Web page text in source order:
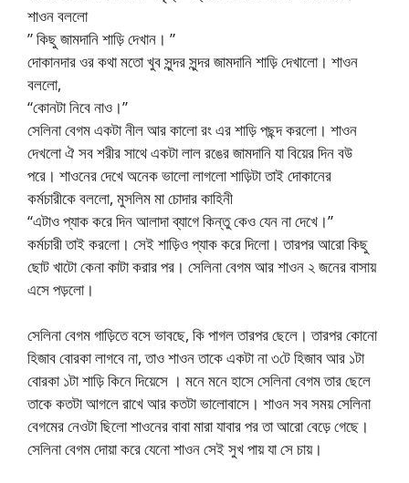
শাওন বললো
” কিছু জামদানি শাড়ি দেখান। ”
দোকানদার ওর কথা মতো খুব সুন্দর সুন্দর জামদানি শাড়ি দেখালো। শাওন
বললো,
“কোনটা নিবে নাও।”
সেলিনা বেগম একটা নীল আর কালো রং এর শাড়ি পছন্দ করলো। শাওন
দেখলো ঐ সব শরীর সাথে একটা লাল রঙের জামদানি যা বিয়ের দিন বউ
পরে। শাওনের দেখে অনেক ভালো লাগলো শাড়িটা তাই দোকানের
কর্মচারীকে বললো, মুসলিম মা চোদার কাহিনী
“এটাও প্যাক করে দিন আলাদা ব্যাগে কিন্তু কেও যেন না দেখে।”
কর্মচারী তাই করলো। সেই শাড়িও প্যাক করে দিলো। তারপর আরো কিছু
ছোট খাটো কেনা কাটা করার পর। সেলিনা বেগম আর শাওন ২ জনের বাসায়
এসে পড়লো।
সেলিনা বেগম গাড়িতে বসে ভাবছে, কি পাগল তারপর ছেলে। তারপর কোনো
হিজাব বোরকা লাগবে না, তাও শাওন তাকে একটা না ৩টে হিজাব আর ১টা
বোরকা ১টা শাড়ি কিনে দিয়েসে । মনে মনে হাসে সেলিনা বেগম তার ছেলে
তাকে কতটা আগলে রাখে আর কতটা ভালোবাসে। শাওন সব সময় সেলিনা
বেগমের নেওটা ছিলো শাওনের বাবা মারা যাবার পর তা আরো বেড়ে গেছে।
সেলিনা বেগম দোয়া করে যেনো শাওন সেই সুখ পায় যা সে চায়।